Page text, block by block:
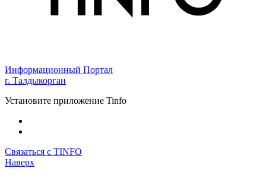
Информационный Портал
г. Талдыкорган
Установите приложение Tinfo
Связаться с TINFO
Наверх